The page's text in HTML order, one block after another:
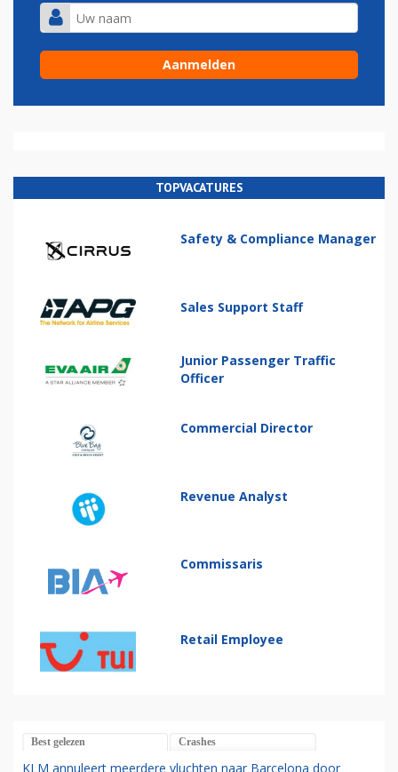
TOPVACATURES
Safety & Compliance Manager
Sales Support Staff
Junior Passenger Traffic
Officer
Commercial Director
Revenue Analyst
Commissaris
Retail Employee
Best gelezen Crashes
KLM annuleert meerdere vluchten naar Barcelona door